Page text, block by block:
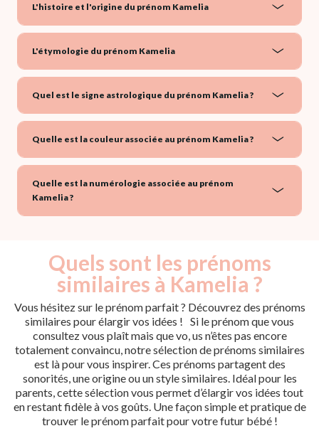
L'histoire et l'origine du prénom Kamelia
L'étymologie du prénom Kamelia
Quel est le signe astrologique du prénom Kamelia ?
Quelle est la couleur associée au prénom Kamelia ?
Quelle est la numérologie associée au prénom
Kamelia ?
Quels sont les prénoms
similaires à Kamelia ?
Vous hésitez sur le prénom parfait ? Découvrez des prénoms
similaires pour élargir vos idées ! Si le prénom que vous
consultez vous plaît mais que vo, us n’êtes pas encore
totalement convaincu, notre sélection de prénoms similaires
est là pour vous inspirer. Ces prénoms partagent des
sonorités, une origine ou un style similaires. Idéal pour les
parents, cette sélection vous permet d’élargir vos idées tout
en restant fidèle à vos goûts. Une façon simple et pratique de
trouver le prénom parfait pour votre futur bébé !